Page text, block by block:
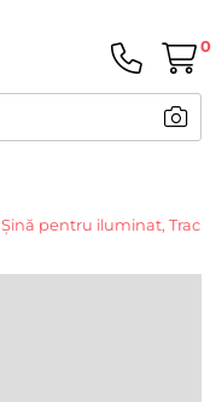
0
Șină pentru iluminat, Track